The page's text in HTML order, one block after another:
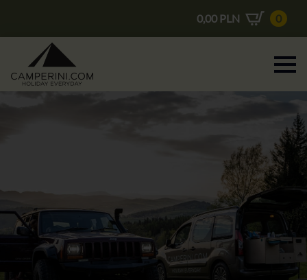
0,00 PLN 0